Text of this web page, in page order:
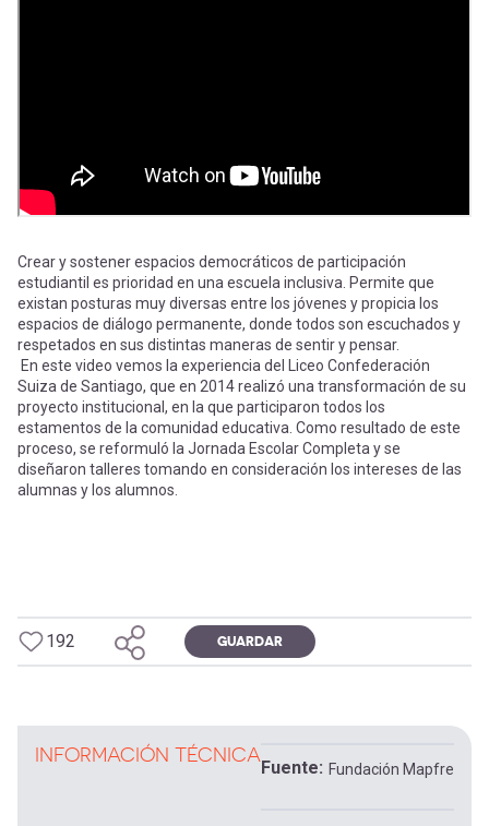
entrar
a
mi
cuenta
Crear y sostener espacios democráticos de participación
estudiantil es prioridad en una escuela inclusiva. Permite que
existan posturas muy diversas entre los jóvenes y propicia los
espacios de diálogo permanente, donde todos son escuchados y
respetados en sus distintas maneras de sentir y pensar.
En este video vemos la experiencia del Liceo Confederación
Suiza de Santiago, que en 2014 realizó una transformación de su
proyecto institucional, en la que participaron todos los
estamentos de la comunidad educativa. Como resultado de este
proceso, se reformuló la Jornada Escolar Completa y se
diseñaron talleres tomando en consideración los intereses de las
alumnas y los alumnos.
192 GUARDAR
INFORMACIÓN TÉCNICA
Fuente Fundación Mapfre